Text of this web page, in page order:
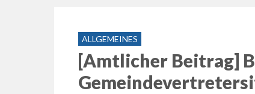
ALLGEMEINES
[Amtlicher Beitrag]